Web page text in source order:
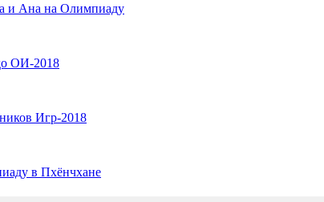
и Ана на Олимпиаду
ОИ-2018
Игр-2018
в Пхёнчхане